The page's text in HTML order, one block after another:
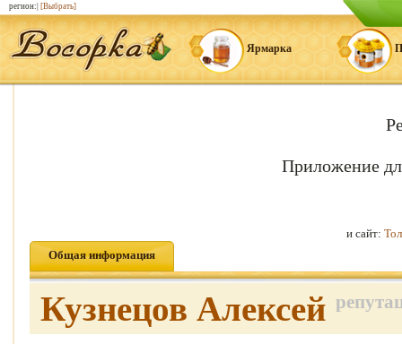
Ярмарка
Приложение
и сайт:
Общая информация
Кузнецов Алексей
регион:| [Выбрать]